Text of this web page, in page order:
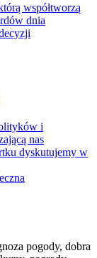
współtworzą
dnia
i
nas
dyskutujemy w
pogody, dobra